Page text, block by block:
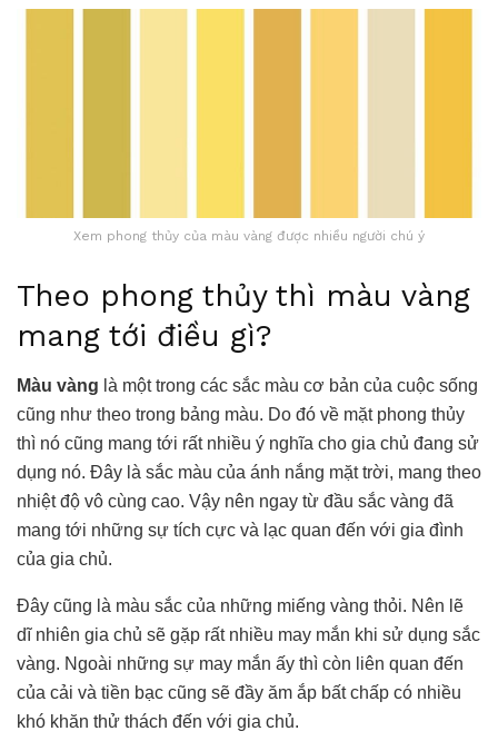
Xem phong thủy của màu vàng được nhiều người chú ý
Theo phong thủy thì màu vàng
mang tới điều gì?
Màu vàng là một trong các sắc màu cơ bản của cuộc sống
cũng như theo trong bảng màu. Do đó về mặt phong thủy
thì nó cũng mang tới rất nhiều ý nghĩa cho gia chủ đang sử
dụng nó. Đây là sắc màu của ánh nắng mặt trời, mang theo
nhiệt độ vô cùng cao. Vậy nên ngay từ đầu sắc vàng đã
mang tới những sự tích cực và lạc quan đến với gia đình
của gia chủ.
Đây cũng là màu sắc của những miếng vàng thỏi. Nên lẽ
dĩ nhiên gia chủ sẽ gặp rất nhiều may mắn khi sử dụng sắc
vàng. Ngoài những sự may mắn ấy thì còn liên quan đến
của cải và tiền bạc cũng sẽ đầy ăm ắp bất chấp có nhiều
khó khăn thử thách đến với gia chủ.